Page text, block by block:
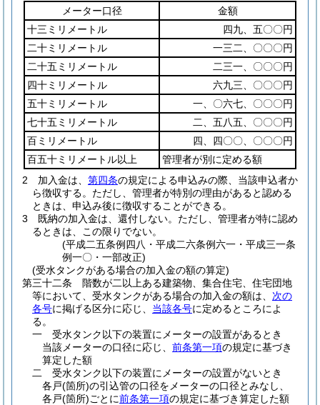
メーター口径
金額
十三ミリメートル
四九、五〇〇円
二十ミリメートル
一三二、〇〇〇円
二十五ミリメートル
二三一、〇〇〇円
四十ミリメートル
六九三、〇〇〇円
五十ミリメートル
一、〇六七、〇〇〇円
七十五ミリメートル
二、五八五、〇〇〇円
百ミリメートル
四、四〇〇、〇〇〇円
百五十ミリメートル以上
管理者が別に定める額
2
加入金は、 第四条の規定による申込みの際、当該申込者か
ら徴収する。 ただし、管理者が特別の理由があると認める
ときは、申込み後に徴収することができる。
3
既納の加入金は、還付しない。 ただし、管理者が特に認め
るときは、この限りでない。
(平成二五条例四八・平成二六条例六一・平成三一条
例一〇・一部改正)
(受水タンクがある場合の加入金の額の算定)
第三十二条
階数が二以上ある建築物、集合住宅、住宅団地
等において、受水タンクがある場合の加入金の額は、 次の
各号に掲げる区分に応じ、 当該各号に定めるところによ
る。
一
受水タンク以下の装置にメーターの設置があるとき
当該メーターの口径に応じ、 前条第一項の規定に基づき
算定した額
二
受水タンク以下の装置にメーターの設置がないとき
各戸(箇所)の引込管の口径をメーターの口径とみなし、
各戸(箇所)ごとに前条第一項の規定に基づき算定した額